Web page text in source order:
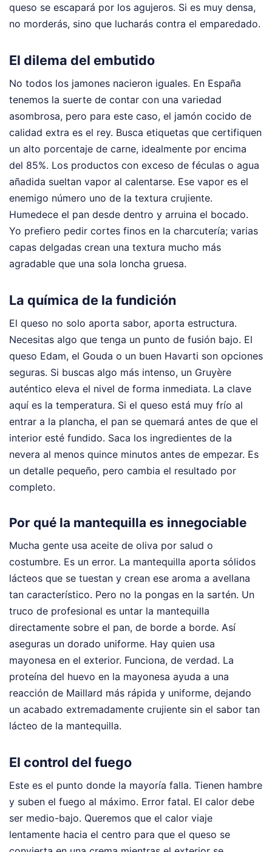
queso se escapará por los agujeros. Si es muy densa,
no morderás, sino que lucharás contra el emparedado.
El dilema del embutido
No todos los jamones nacieron iguales. En España
tenemos la suerte de contar con una variedad
asombrosa, pero para este caso, el jamón cocido de
calidad extra es el rey. Busca etiquetas que certifiquen
un alto porcentaje de carne, idealmente por encima
del 85%. Los productos con exceso de féculas o agua
añadida sueltan vapor al calentarse. Ese vapor es el
enemigo número uno de la textura crujiente.
Humedece el pan desde dentro y arruina el bocado.
Yo prefiero pedir cortes finos en la charcutería; varias
capas delgadas crean una textura mucho más
agradable que una sola loncha gruesa.
La química de la fundición
El queso no solo aporta sabor, aporta estructura.
Necesitas algo que tenga un punto de fusión bajo. El
queso Edam, el Gouda o un buen Havarti son opciones
seguras. Si buscas algo más intenso, un Gruyère
auténtico eleva el nivel de forma inmediata. La clave
aquí es la temperatura. Si el queso está muy frío al
entrar a la plancha, el pan se quemará antes de que el
interior esté fundido. Saca los ingredientes de la
nevera al menos quince minutos antes de empezar. Es
un detalle pequeño, pero cambia el resultado por
completo.
Por qué la mantequilla es innegociable
Mucha gente usa aceite de oliva por salud o
costumbre. Es un error. La mantequilla aporta sólidos
lácteos que se tuestan y crean ese aroma a avellana
tan característico. Pero no la pongas en la sartén. Un
truco de profesional es untar la mantequilla
directamente sobre el pan, de borde a borde. Así
aseguras un dorado uniforme. Hay quien usa
mayonesa en el exterior. Funciona, de verdad. La
proteína del huevo en la mayonesa ayuda a una
reacción de Maillard más rápida y uniforme, dejando
un acabado extremadamente crujiente sin el sabor tan
lácteo de la mantequilla.
El control del fuego
Este es el punto donde la mayoría falla. Tienen hambre
y suben el fuego al máximo. Error fatal. El calor debe
ser medio-bajo. Queremos que el calor viaje
lentamente hacia el centro para que el queso se